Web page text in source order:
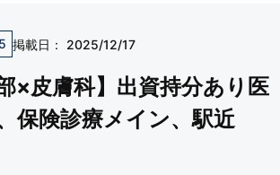
掲載日： 2025/12/17
×皮膚科】出資持分あり医
保険診療メイン、駅近